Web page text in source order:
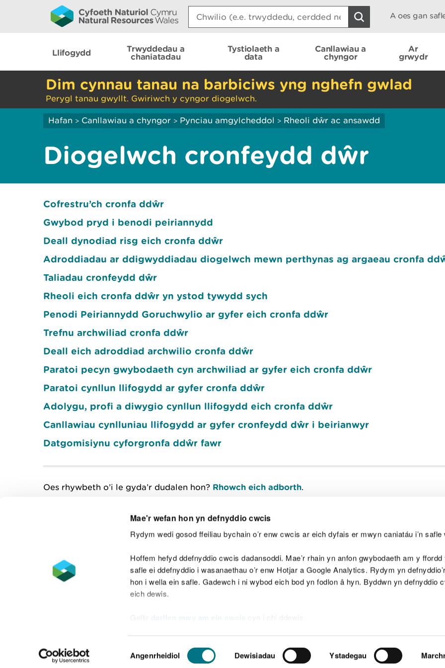
Mae'r wefan hon yn defnyddio cwcis
Rydym wedi gosod ffeiliau bychain o’r enw cwcis ar eich dyfais er mwyn caniatáu i’n safle
Hoffem hefyd ddefnyddio cwcis dadansoddi. Mae’r rhain yn anfon gwybodaeth am y
safle ei ddefnyddio i wasanaethau o’r enw Hotjar a Google Analytics. Rydym yn
hon i wella ein safle. Gadewch i ni wybod eich bod yn fodlon â hyn. Byddwn yn defnyddio
eich dewis.
darllen mwy am ein cwcis
Caniatâd
Angenrheidiol Dewisiadau Ystadegau
Search:
A oes gan
Llifogydd
Trwyddedau a
chaniatadau
Tystiolaeth a
data
Canllawiau a
chyngor
Ar
grwydr
Dim cynnau tanau na barbiciws yng nghefn gwlad
Perygl tanau gwyllt. Gwiriwch y cyngor diogelwch.
Hafan > Canllawiau a chyngor > Pynciau amgylcheddol > Rheoli dŵr ac ansawdd
Diogelwch cronfeydd dŵr
Cofrestru’ch cronfa ddŵr
Gwybod pryd i benodi peiriannydd
Deall dynodiad risg eich cronfa ddŵr
Adroddiadau ar ddigwyddiadau diogelwch mewn perthynas ag argaeau cronfa
Taliadau cronfeydd dŵr
Rheoli eich cronfa ddŵr yn ystod tywydd sych
Penodi Peiriannydd Goruchwylio ar gyfer eich cronfa ddŵr
Trefnu archwiliad cronfa ddŵr
Deall eich adroddiad archwilio cronfa ddŵr
Paratoi pecyn gwybodaeth cyn archwiliad ar gyfer eich cronfa ddŵr
Paratoi cynllun llifogydd ar gyfer cronfa ddŵr
Adolygu, profi a diwygio cynllun llifogydd eich cronfa ddŵr
Canllawiau cynlluniau llifogydd ar gyfer cronfeydd dŵr i beirianwyr
Datgomisiynu cyforgronfa ddŵr fawr
Oes rhywbeth o’i le gyda’r dudalen hon? Rhowch eich adborth.
Datganiad hygyrchedd Safonau'r Gymraeg
Datganiad caethwasiaeth fodern